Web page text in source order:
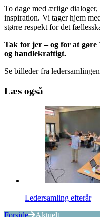
To dage med ærlige
inspiration. Vi tager hjem
større respekt for det
Tak for jer – og for at gøre
og handlekraftigt.
Se billeder fra
Læs også
Ledersamling efterår